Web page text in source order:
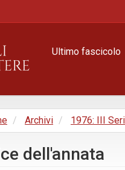
Ultimo fascicolo
Archivi 1976: III
dell'annata